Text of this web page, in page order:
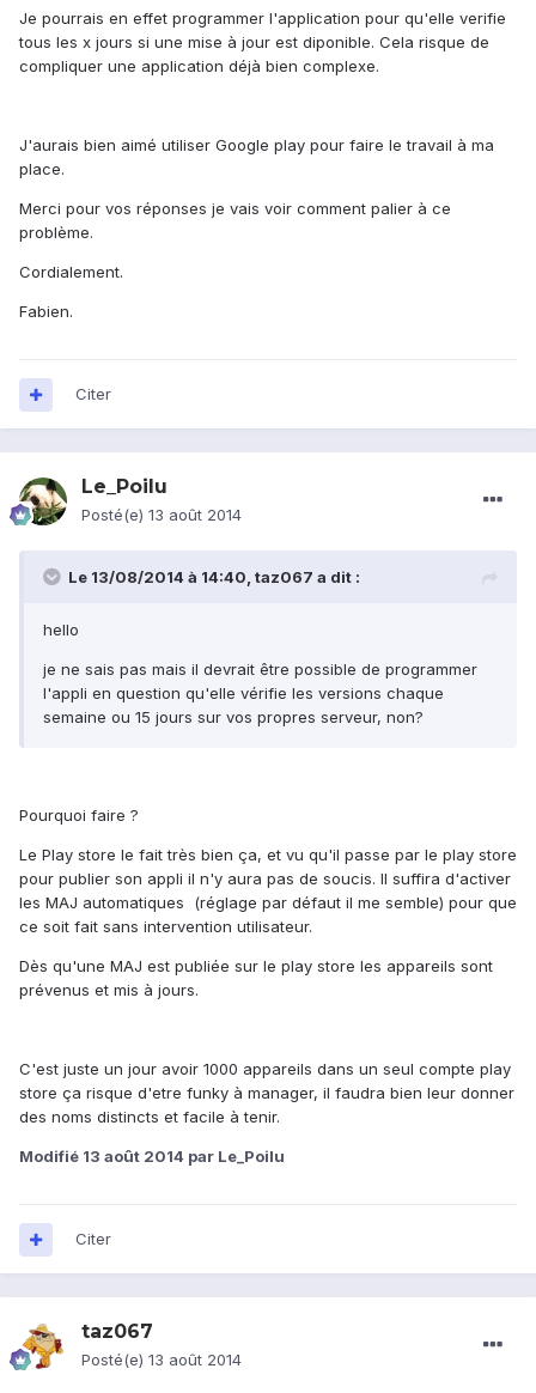
Je pourrais en effet programmer l'application pour qu'elle verifie
tous les x jours si une mise à jour est diponible. Cela risque de
compliquer une application déjà bien complexe.
J'aurais bien aimé utiliser Google play pour faire le travail à ma
place.
Merci pour vos réponses je vais voir comment palier à ce
problème.
Cordialement.
Fabien.
Citer
Le_Poilu
Posté(e) 13 août 2014
Le 13/08/2014 à 14:40, taz067 a dit :
hello
je ne sais pas mais il devrait être possible de programmer
l'appli en question qu'elle vérifie les versions chaque
semaine ou 15 jours sur vos propres serveur, non?
Pourquoi faire ?
Le Play store le fait très bien ça, et vu qu'il passe par le play store
pour publier son appli il n'y aura pas de soucis. Il suffira d'activer
les MAJ automatiques (réglage par défaut il me semble) pour que
ce soit fait sans intervention utilisateur.
Dès qu'une MAJ est publiée sur le play store les appareils sont
prévenus et mis à jours.
C'est juste un jour avoir 1000 appareils dans un seul compte play
store ça risque d'etre funky à manager, il faudra bien leur donner
des noms distincts et facile à tenir.
Modifié 13 août 2014 par Le_Poilu
Citer
taz067
Posté(e) 13 août 2014